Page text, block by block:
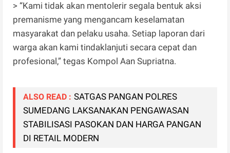
> “Kami tidak akan mentolerir segala bentuk aksi
premanisme yang mengancam keselamatan
masyarakat dan pelaku usaha. Setiap laporan dari
warga akan kami tindaklanjuti secara cepat dan
profesional,” tegas Kompol Aan Supriatna.
ALSO READ : SATGAS PANGAN POLRES
SUMEDANG LAKSANAKAN PENGAWASAN
STABILISASI PASOKAN DAN HARGA PANGAN
DI RETAIL MODERN